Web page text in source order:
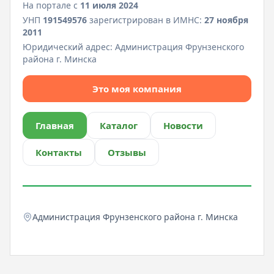
На портале с 11 июля 2024
УНП 191549576 зарегистрирован в ИМНС: 27 ноября
2011
Юридический адрес: Администрация Фрунзенского
района г. Минска
Это моя компания
Главная Каталог Новости
Контакты Отзывы
Администрация Фрунзенского района г. Минска